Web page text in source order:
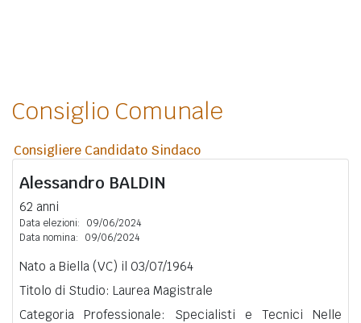
Consiglio Comunale
Consigliere Candidato Sindaco
Alessandro BALDIN
62 anni
Data elezioni:
09/06/2024
Data nomina:
09/06/2024
Nato a Biella (VC) il 03/07/1964
Titolo di Studio: Laurea Magistrale
Categoria Professionale: Specialisti e Tecnici Nelle